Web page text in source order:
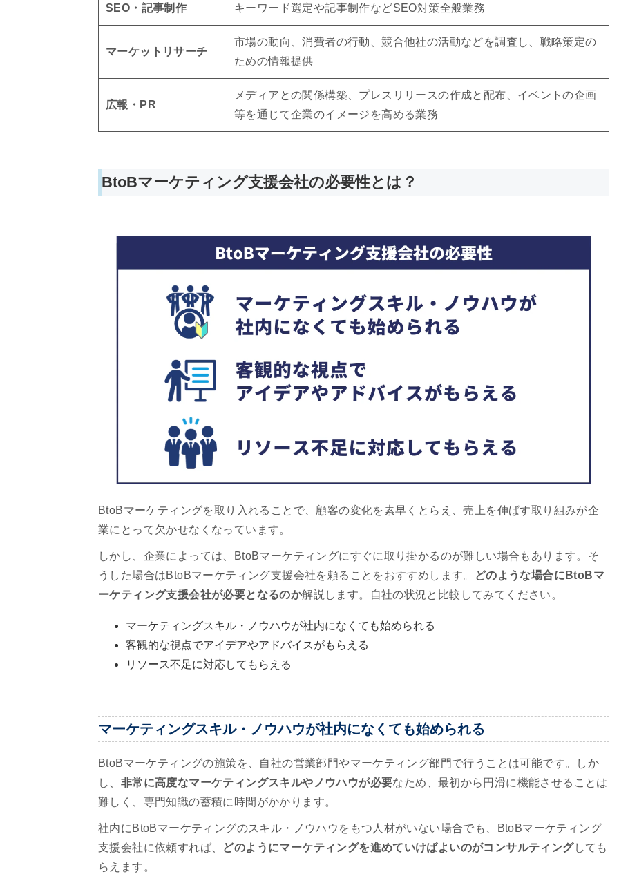
SEO・記事制作 キーワード選定や記事制作などSEO対策全般業務
マーケットリサーチ
市場の動向、消費者の行動、競合他社の活動などを調査し、戦略策定の
ための情報提供
広報・PR
メディアとの関係構築、プレスリリースの作成と配布、イベントの企画
等を通じて企業のイメージを高める業務
BtoBマーケティング支援会社の必要性とは？
BtoBマーケティングを取り入れることで、顧客の変化を素早くとらえ、売上を伸ばす取り組みが企
業にとって欠かせなくなっています。
しかし、企業によっては、BtoBマーケティングにすぐに取り掛かるのが難しい場合もあります。そ
うした場合はBtoBマーケティング支援会社を頼ることをおすすめします。
どのような場合にBtoBマ
ーケティング支援会社が必要となるのか解説します。自社の状況と比較してみてください。
マーケティングスキル・ノウハウが社内になくても始められる
客観的な視点でアイデアやアドバイスがもらえる
リソース不足に対応してもらえる
マーケティングスキル・ノウハウが社内になくても始められる
BtoBマーケティングの施策を、自社の営業部門やマーケティング部門で行うことは可能です。しか
し、 非常に高度なマーケティングスキルやノウハウが必要なため、最初から円滑に機能させることは
難しく、専門知識の蓄積に時間がかかります。
社内にBtoBマーケティングのスキル・ノウハウをもつ人材がいない場合でも、BtoBマーケティング
支援会社に依頼すれば、 どのようにマーケティングを進めていけばよいのがコンサルティングしても
らえます。